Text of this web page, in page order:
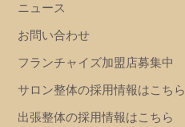
ニュース
お問い合わせ
フランチャイズ加盟店募集中
サロン整体の採用情報はこちら
出張整体の採用情報はこちら